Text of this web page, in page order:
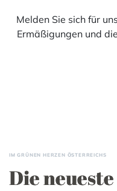
Melden Sie sich für
Ermäßigungen und
IM GRÜNEN HERZEN ÖSTERREICHS
Die